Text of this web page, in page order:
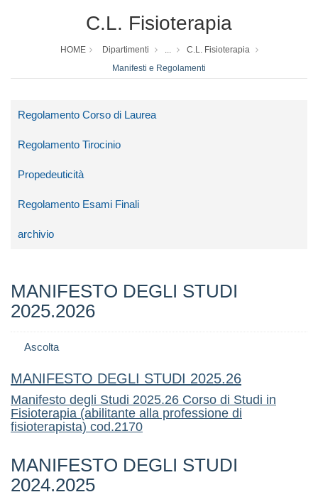
C.L. Fisioterapia
HOME Dipartimenti ...
C.L. Fisioterapia
Manifesti e Regolamenti
Regolamento Corso di Laurea
Regolamento Tirocinio
Propedeuticità
Regolamento Esami Finali
archivio
MANIFESTO DEGLI STUDI
2025.2026
Ascolta
MANIFESTO DEGLI STUDI 2025.26
Manifesto degli Studi 2025.26 Corso di Studi in
Fisioterapia (abilitante alla professione di
fisioterapista) cod.2170
MANIFESTO DEGLI STUDI
2024.2025